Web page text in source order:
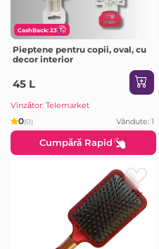
CashBack: 23
Pieptene pentru copii, oval, cu
decor interior
45 L
Vînzător: Telemarket
0(0) Vândute: 1
Cumpără Rapid